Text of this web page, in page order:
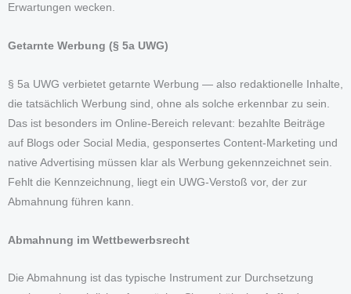
Erwartungen wecken.
Getarnte Werbung (§ 5a UWG)
§ 5a UWG verbietet getarnte Werbung — also redaktionelle Inhalte,
die tatsächlich Werbung sind, ohne als solche erkennbar zu sein.
Das ist besonders im Online-Bereich relevant: bezahlte Beiträge
auf Blogs oder Social Media, gesponsertes Content-Marketing und
native Advertising müssen klar als Werbung gekennzeichnet sein.
Fehlt die Kennzeichnung, liegt ein UWG-Verstoß vor, der zur
Abmahnung führen kann.
Abmahnung im Wettbewerbsrecht
Die Abmahnung ist das typische Instrument zur Durchsetzung